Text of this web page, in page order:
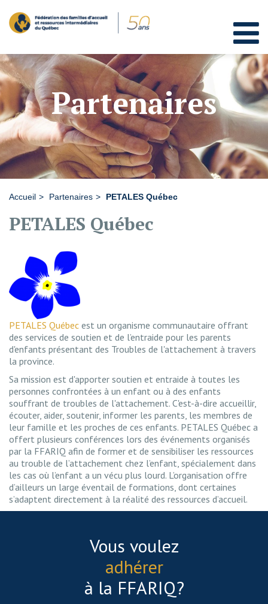
Partenaires
Accueil Partenaires PETALES Québec
PETALES Québec
PETALES Québec est un organisme communautaire offrant
des services de soutien et de l’entraide pour les parents
d'enfants présentant des Troubles de l'attachement à travers
la province.
Sa mission est d'apporter soutien et entraide à toutes les
personnes confrontées à un enfant ou à des enfants
souffrant de troubles de l'attachement. C'est-à-dire accueillir,
écouter, aider, soutenir, informer les parents, les membres de
leur famille et les proches de ces enfants. PETALES Québec a
offert plusieurs conférences lors des événements organisés
par la FFARIQ afin de former et de sensibiliser les ressources
au trouble de l’attachement chez l’enfant, spécialement dans
les cas où l’enfant a un vécu plus lourd. L’organisation offre
d’ailleurs un large éventail de formations, dont certaines
s’adaptent directement à la réalité des ressources d’accueil.
Vous voulez
adhérer
à la FFARIQ?